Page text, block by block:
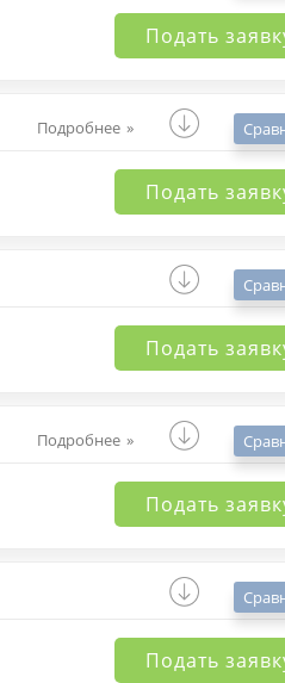
Подать
Подробнее
Подать
Подать
Подробнее
Подать
Подать